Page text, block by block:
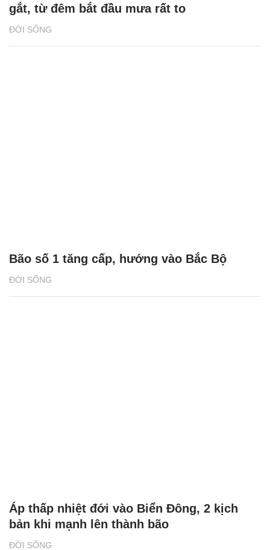
ĐỜI SỐNG
gắt, từ đêm bắt đầu mưa rất to
ĐỜI SỐNG
Bão số 1 tăng cấp, hướng vào Bắc Bộ
ĐỜI SỐNG
Áp thấp nhiệt đới vào Biển Đông, 2 kịch
bản khi mạnh lên thành bão